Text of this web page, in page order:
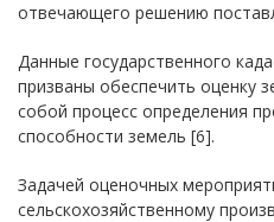
отвечающего решению
Данные государственного
призваны обеспечить оценку
собой процесс определения
способности земель [6].
Задачей оценочных
сельскохозяйственному